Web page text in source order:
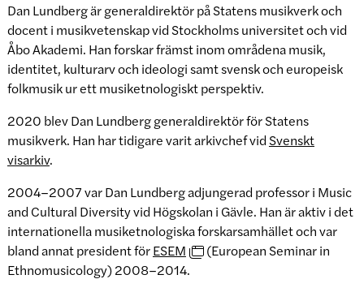
Dan Lundberg är generaldirektör på Statens musikverk och
docent i musikvetenskap vid Stockholms universitet och vid
Åbo Akademi. Han forskar främst inom områdena musik,
identitet, kulturarv och ideologi samt svensk och europeisk
folkmusik ur ett musiketnologiskt perspektiv.
2020 blev Dan Lundberg generaldirektör för Statens
musikverk. Han har tidigare varit arkivchef vidSvenskt
visarkiv.
2004–2007 var Dan Lundberg adjungerad professor i Music
and Cultural Diversity vid Högskolan i Gävle. Han är aktiv i det
internationella musiketnologiska forskarsamhället och var
bland annat president förESEM
(European Seminar in
Ethnomusicology) 2008–2014.